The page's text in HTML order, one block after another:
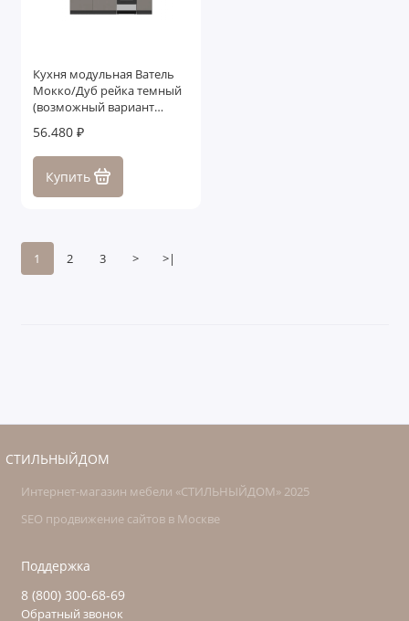
Кухня модульная Ватель
Мокко/Дуб рейка темный
(возможный вариант
56.480 ₽
Купить
1 2 3 > >|
СТИЛЬНЫЙДОМ
Интернет-магазин мебели «СТИЛЬНЫЙДОМ» 2025
SEO продвижение сайтов в Москве
Поддержка
8 (800) 300-68-69
Обратный звонок